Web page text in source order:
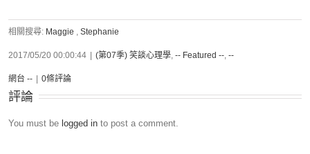
相關搜尋: Maggie , Stephanie
2017/05/20 00:00:44 (第07季) 笑談心理學, -- Featured --, --
網台 -- 0條評論
評論
You must be logged in to post a comment.